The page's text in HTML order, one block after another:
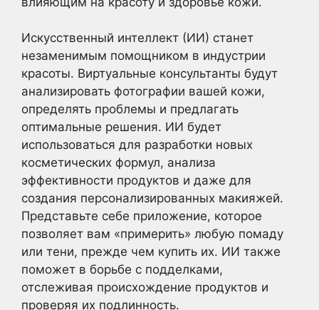
Искусственный интеллект (ИИ) станет
незаменимым помощником в индустрии
красоты. Виртуальные консультанты будут
анализировать фотографии вашей кожи,
определять проблемы и предлагать
оптимальные решения. ИИ будет
использоваться для разработки новых
косметических формул, анализа
эффективности продуктов и даже для
создания персонализированных макияжей.
Представьте себе приложение, которое
позволяет вам «примерить» любую помаду
или тени, прежде чем купить их. ИИ также
поможет в борьбе с подделками,
отслеживая происхождение продуктов и
проверяя их подлинность.